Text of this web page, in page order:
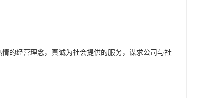
的经营理念，真诚为社会提供的服务，谋求公司与社